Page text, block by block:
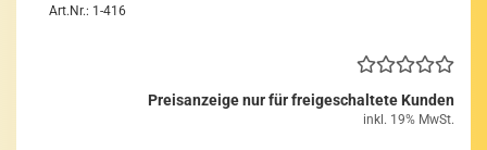
Art.Nr.: 1-416
Preisanzeige nur für freigeschaltete Kunden
inkl. 19% MwSt.